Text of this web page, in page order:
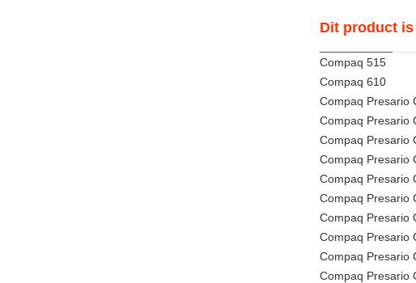
Dit product
Compaq 515
Compaq 610
Compaq Presario
Compaq Presario
Compaq Presario
Compaq Presario
Compaq Presario
Compaq Presario
Compaq Presario
Compaq Presario
Compaq Presario
Compaq Presario